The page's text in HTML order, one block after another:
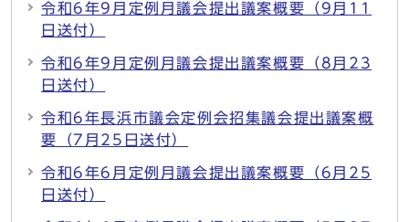
令和6年9月定例月議会提出議案概要（9月11
日送付）
令和6年9月定例月議会提出議案概要（8月23
日送付）
令和6年長浜市議会定例会招集議会提出議案概
要（7月25日送付）
令和6年6月定例月議会提出議案概要（6月25
日送付）